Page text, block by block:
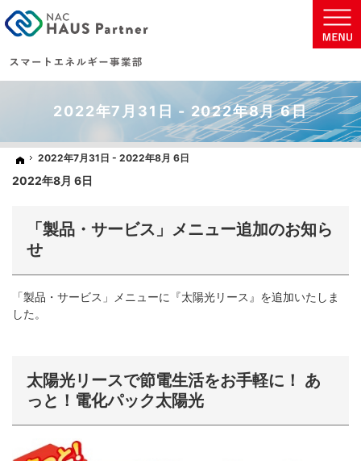
2022年7月31日 - 2022年8月 6日
ホーム
2022年7月31日 - 2022年8月 6日
2022年8月 6日
「製品・サービス」メニュー追加のお知ら
せ
「製品・サービス」メニューに『太陽光リース』を追加いたしま
した。
太陽光リースで節電生活をお手軽に！ あ
っと！電化パック太陽光
ホーム
2022年7月31日 - 2022年8月 6日